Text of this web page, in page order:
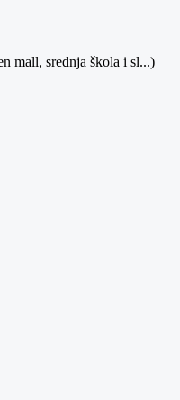
mall, srednja škola i sl...)